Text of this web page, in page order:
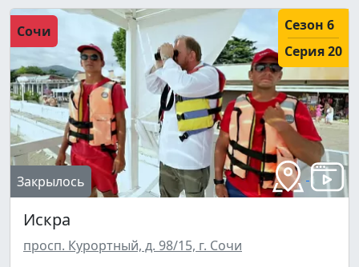
Сочи
Сезон 6
Серия 20
Закрылось
Искра
просп. Курортный, д. 98/15, г. Сочи